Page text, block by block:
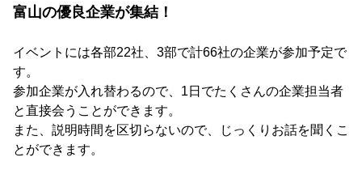
富山の優良企業が集結！
イベントには各部22社、3部で計66社の企業が参加予定で
す。
参加企業が入れ替わるので、1日でたくさんの企業担当者
と直接会うことができます。
また、説明時間を区切らないので、じっくりお話を聞くこ
とができます。